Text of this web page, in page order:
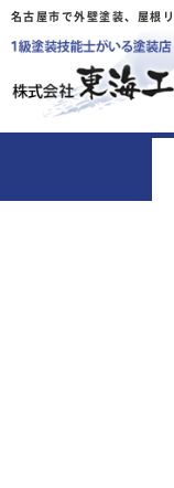
名古屋市で外壁塗装、屋根